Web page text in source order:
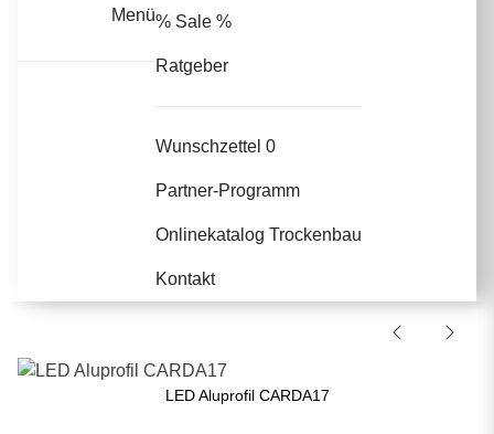
Menü% Sale %
Ratgeber
Wunschzettel 0
Partner-Programm
Onlinekatalog Trockenbau
Kontakt
LED Aluprofil CARDA17